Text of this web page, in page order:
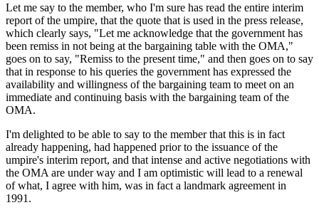
Let me say to the member, who I'm sure has read the entire interim
report of the umpire, that the quote that is used in the press release,
which clearly says, "Let me acknowledge that the government has
been remiss in not being at the bargaining table with the OMA,"
goes on to say, "Remiss to the present time," and then goes on to say
that in response to his queries the government has expressed the
availability and willingness of the bargaining team to meet on an
immediate and continuing basis with the bargaining team of the
OMA.
I'm delighted to be able to say to the member that this is in fact
already happening, had happened prior to the issuance of the
umpire's interim report, and that intense and active negotiations with
the OMA are under way and I am optimistic will lead to a renewal
of what, I agree with him, was in fact a landmark agreement in
1991.